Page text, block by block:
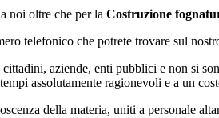
noi oltre che per la Costruzione
telefonico che potrete trovare sul
aziende, enti pubblici e non si
assolutamente ragionevoli e a un
della materia, uniti a personale